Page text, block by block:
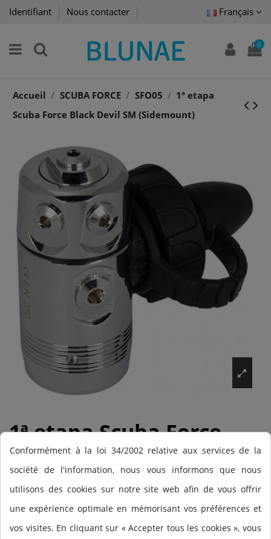
Identifiant Nous contacter Français
0
Accueil SCUBA FORCE SFO05
1ª etapa
Scuba Force Black Devil SM (Sidemount)
1ª etapa Scuba Force
Black Devil SM
(Sidemount)
1. Stage Black Devil SM
Conformément à la loi 34/2002 relative aux services de la
société de l'information, nous vous informons que nous
utilisons des cookies sur notre site web afin de vous offrir
une expérience optimale en mémorisant vos préférences et
vos visites. En cliquant sur « Accepter tous les cookies », vous